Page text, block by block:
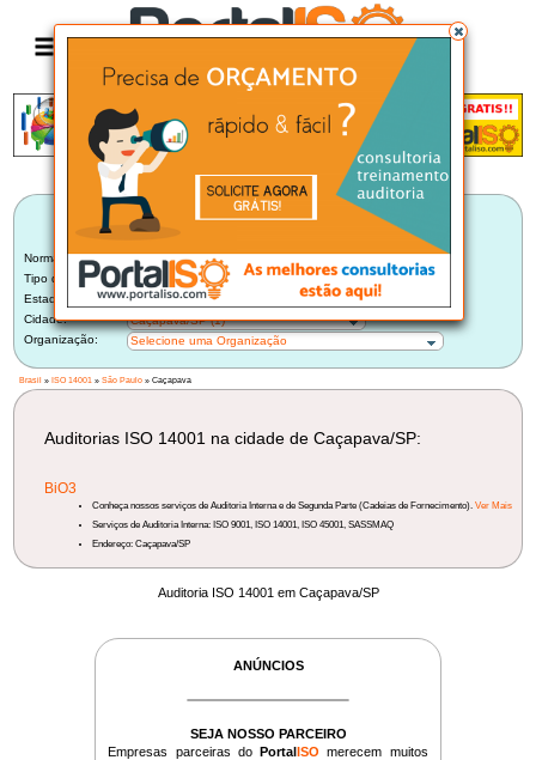
LISTA BRASILEIRA DE AUDITORIAS
Norma:
ISO 14001
Tipo de Auditoria:
Selecione um Tipo
Estado:
São Paulo (165)
Cidade:
Caçapava/SP (1)
Organização:
Selecione uma Organização
Brasil »ISO 14001 »São Paulo » Caçapava
Auditorias ISO 14001 na cidade de Caçapava/SP:
BiO3
Conheça nossos serviços de Auditoria Interna e de Segunda Parte (Cadeias de Fornecimento).Ver Mais
Serviços de Auditoria Interna: ISO 9001, ISO 14001, ISO 45001, SASSMAQ
Endereço: Caçapava/SP
Auditoria ISO 14001 em Caçapava/SP
ANÚNCIOS
SEJA NOSSO PARCEIRO
Empresas parceiras doPortalISO merecem muitos